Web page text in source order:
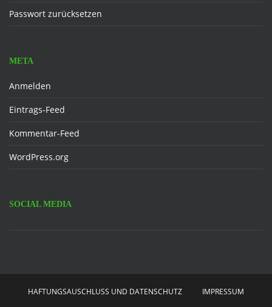
Passwort zurücksetzen
META
Anmelden
Eintrags-Feed
Kommentar-Feed
WordPress.org
SOCIAL MEDIA
HAFTUNGSAUSCHLUSS UND DATENSCHUTZ IMPRESSUM